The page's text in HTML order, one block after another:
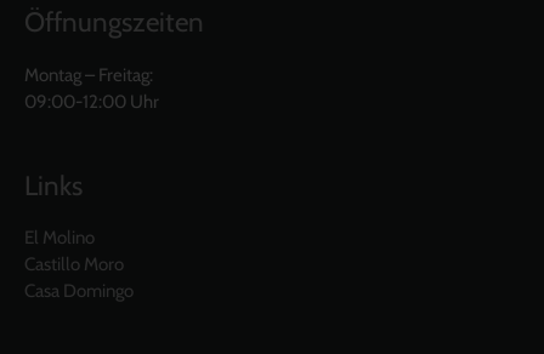
Öffnungszeiten
Montag – Freitag:
09:00-12:00 Uhr
Links
El Molino
Castillo Moro
Casa Domingo